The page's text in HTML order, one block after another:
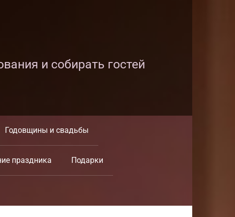
и собирать гостей
Годовщины и свадьбы
праздника Подарки